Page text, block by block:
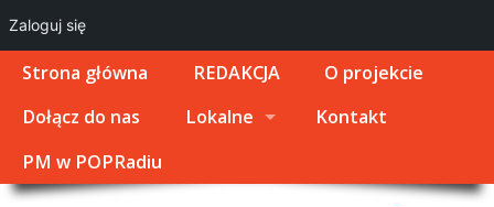
Strona główna REDAKCJA
O projekcie
Dołącz do nas
Lokalne
Kontakt
PM w POPRadiu
Zaloguj się